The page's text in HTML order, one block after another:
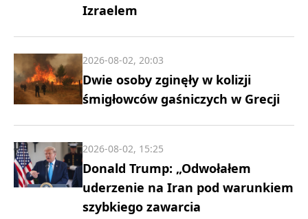
Izraelem
Dwie osoby zginęły w kolizji
śmigłowców gaśniczych w Grecji
2026-08-02, 20:03
Donald Trump: „Odwołałem
uderzenie na Iran pod warunkiem
szybkiego zawarcia
2026-08-02, 15:25